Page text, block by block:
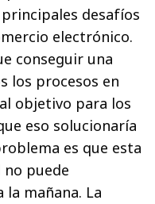
desafíos
electrónico.
conseguir una
los procesos en
objetivo para los
eso solucionaría
es que esta
puede
mañana. La